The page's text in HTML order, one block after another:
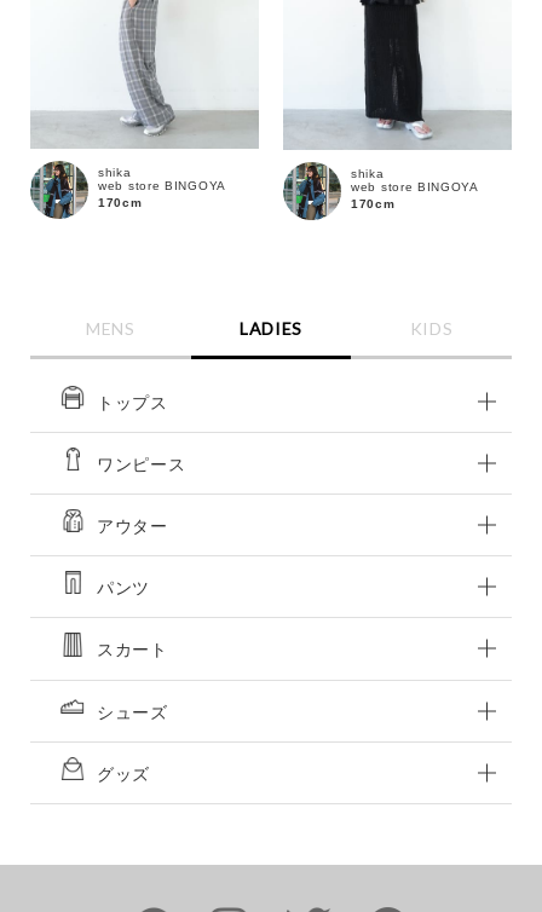
shika
web store BINGOYA
170cm
shika
web store BINGOYA
170cm
MENS LADIES KIDS
トップス
ワンピース
アウター
パンツ
スカート
シューズ
グッズ